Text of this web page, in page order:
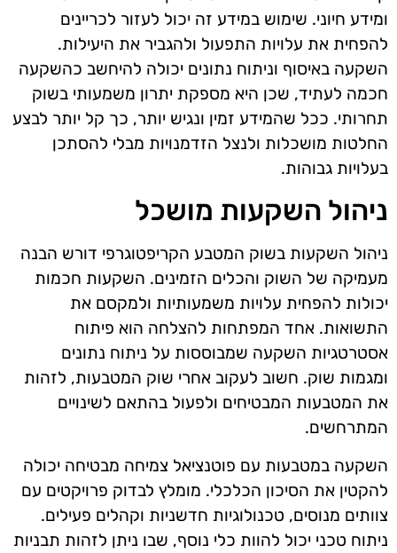
ומידע חיוני. שימוש במידע זה יכול לעזור לכריינים
להפחית את עלויות התפעול ולהגביר את היעילות.
השקעה באיסוף וניתוח נתונים יכולה להיחשב כהשקעה
חכמה לעתיד, שכן היא מספקת יתרון משמעותי בשוק
תחרותי. ככל שהמידע זמין ונגיש יותר, כך קל יותר לבצע
החלטות מושכלות ולנצל הזדמנויות מבלי להסתכן
בעלויות גבוהות.
ניהול השקעות מושכל
ניהול השקעות בשוק המטבע הקריפטוגרפי דורש הבנה
מעמיקה של השוק והכלים הזמינים. השקעות חכמות
יכולות להפחית עלויות משמעותיות ולמקסם את
התשואות. אחד המפתחות להצלחה הוא פיתוח
אסטרטגיות השקעה שמבוססות על ניתוח נתונים
ומגמות שוק. חשוב לעקוב אחרי שוק המטבעות, לזהות
את המטבעות המבטיחים ולפעול בהתאם לשינויים
המתרחשים.
השקעה במטבעות עם פוטנציאל צמיחה מבטיחה יכולה
להקטין את הסיכון הכלכלי. מומלץ לבדוק פרויקטים עם
צוותים מנוסים, טכנולוגיות חדשניות וקהלים פעילים.
ניתוח טכני יכול להוות כלי נוסף, שבו ניתן לזהות תבניות